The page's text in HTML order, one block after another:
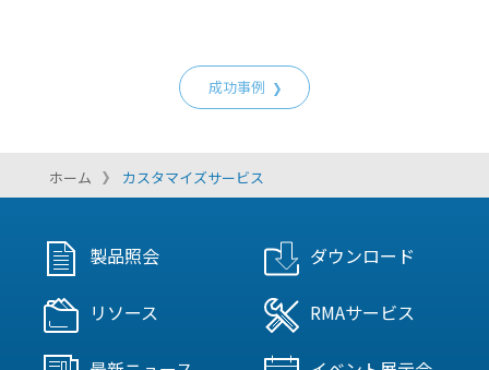
成功事例
ホーム カスタマイズサービス
製品照会 ダウンロード
リソース RMAサービス